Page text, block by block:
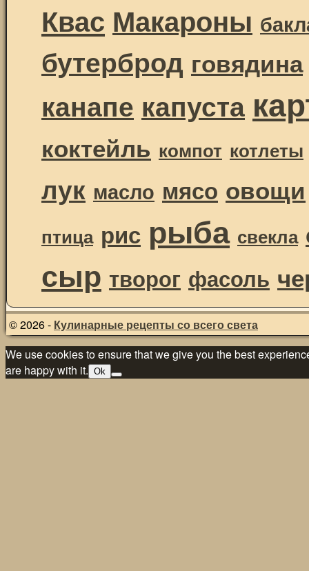
Квас Макароны
бутерброд говядина
канапе капуста
коктейль компот котлеты
лук масло мясо овощи
птица рис рыба свекла
сыр творог фасоль
© 2026 - Кулинарные рецепты со всего света
We use cookies to ensure that we give you the best
are happy with it. Ok